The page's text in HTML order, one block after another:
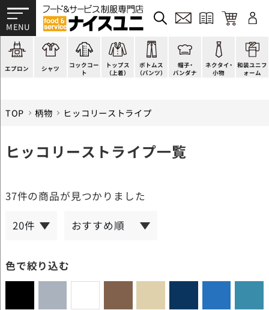
エプロン
かぶり型
スモック風
厨房用
ラップエプロン
シャツ
ピンタック
Tシャツ
ポロシャツ
和風シャツ(Asian)コックコー
ト
ショップコート
スタンダード
ファッション
キッズ
トップス
（上着）
法被(はっぴ)
調理白衣
カットソー
ジャンバー
ボトムス
（パンツ）
イージーパンツ
ワンピース
厨房シューズ
フロアシューズ
帽子・
バンダナ
洋帽子
コック帽
衛生帽子
ヘアネット
ネクタイ・
小物
ネクタイ
蝶ネクタイ
リボン・スカーフ
クロスタイ
和装ユニフ
ォーム
帯
草履、足袋など
着付小物
きもの
TOP 柄物 ヒッコリーストライプ
ヒッコリーストライプ一覧
37件の商品が見つかりました
色で絞り込む